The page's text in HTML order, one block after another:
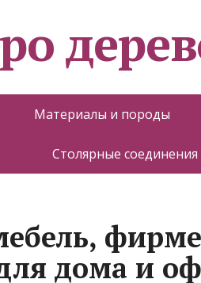
Материалы и породы
Столярные соединения
дома и